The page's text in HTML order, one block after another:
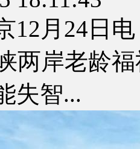
12月24日
两岸老龄
失智...